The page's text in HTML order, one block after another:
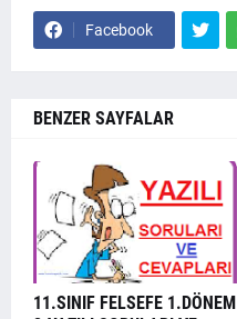
Facebook
BENZER SAYFALAR
11.SINIF FELSEFE 1.DÖNEM